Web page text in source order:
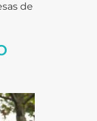
de